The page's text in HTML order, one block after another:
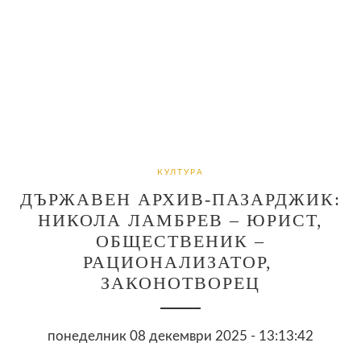
КУЛТУРА
ДЪРЖАВЕН АРХИВ-ПАЗАРДЖИК:
НИКОЛА ЛАМБРЕВ – ЮРИСТ,
ОБЩЕСТВЕНИК –
РАЦИОНАЛИЗАТОР,
ЗАКОНОТВОРЕЦ
понеделник 08 декември 2025 - 13:13:42